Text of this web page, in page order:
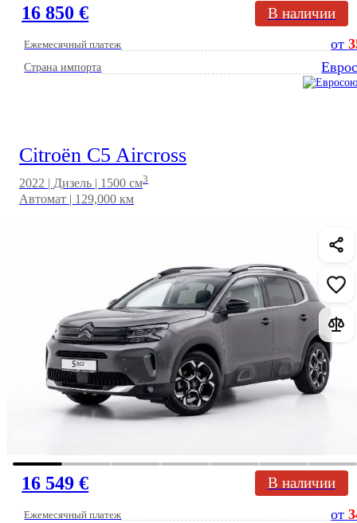
16 850 € В наличии
Ежемесячный платеж от
Страна импорта
Citroën C5 Aircross
2022 | Дизель | 1500 см3
Автомат | 129,000 км
16 549 € В наличии
Ежемесячный платеж от